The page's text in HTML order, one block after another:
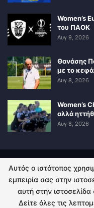
Women’s
του ΠΑΟΚ
Αυγ 9, 2026
Θανάσης
με το
Αυγ 8, 2026
Women’s
αλλά
Αυγ 8, 2026
ΠΟΛΙΤΙΚΗ
© 2026 -
Αυτός ο ιστότοπος
εμπειρία σας στην
αυτή στην
Δείτε όλες τις